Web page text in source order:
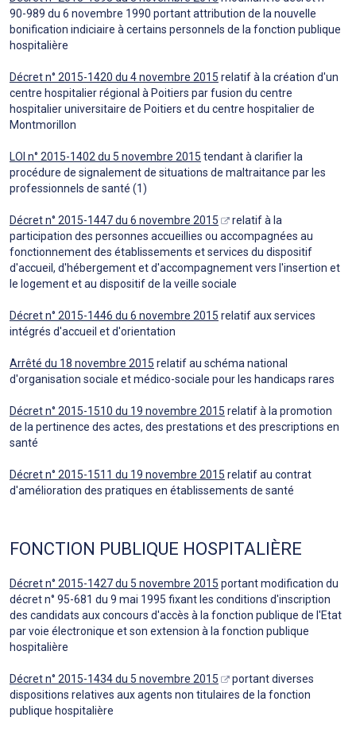
90-989 du 6 novembre 1990 portant attribution de la nouvelle
bonification indiciaire à certains personnels de la fonction publique
hospitalière
Décret n° 2015-1420 du 4 novembre 2015 relatif à la création d'un
centre hospitalier régional à Poitiers par fusion du centre
hospitalier universitaire de Poitiers et du centre hospitalier de
Montmorillon
LOI n° 2015-1402 du 5 novembre 2015 tendant à clarifier la
procédure de signalement de situations de maltraitance par les
professionnels de santé (1)
Décret n° 2015-1447 du 6 novembre 2015
relatif à la
participation des personnes accueillies ou accompagnées au
fonctionnement des établissements et services du dispositif
d'accueil, d'hébergement et d'accompagnement vers l'insertion et
le logement et au dispositif de la veille sociale
Décret n° 2015-1446 du 6 novembre 2015 relatif aux services
intégrés d'accueil et d'orientation
Arrêté du 18 novembre 2015 relatif au schéma national
d'organisation sociale et médico-sociale pour les handicaps rares
Décret n° 2015-1510 du 19 novembre 2015 relatif à la promotion
de la pertinence des actes, des prestations et des prescriptions en
santé
Décret n° 2015-1511 du 19 novembre 2015 relatif au contrat
d'amélioration des pratiques en établissements de santé
FONCTION PUBLIQUE HOSPITALIÈRE
Décret n° 2015-1427 du 5 novembre 2015 portant modification du
décret n° 95-681 du 9 mai 1995 fixant les conditions d'inscription
des candidats aux concours d'accès à la fonction publique de l'Etat
par voie électronique et son extension à la fonction publique
hospitalière
Décret n° 2015-1434 du 5 novembre 2015
portant diverses
dispositions relatives aux agents non titulaires de la fonction
publique hospitalière